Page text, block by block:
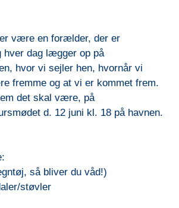
være en forælder, der er
hver dag lægger op på
hvor vi sejler hen, hvornår vi
fremme og at vi er kommet frem.
det skal være, på
d. 12 juni kl. 18 på havnen.
så bliver du våd!)
støvler